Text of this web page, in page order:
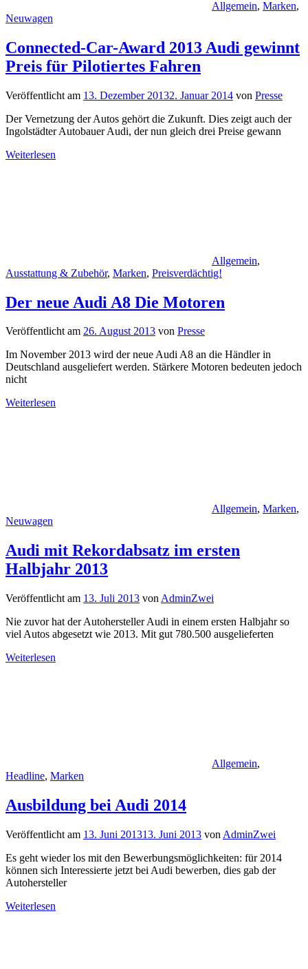
Allgemein, Marken,
Neuwagen
Connected-Car-Award 2013 Audi gewinnt
Preis für Pilotiertes Fahren
Veröffentlicht am 13. Dezember 20132. Januar 2014 von Presse
Der Vernetzung der Autos gehört die Zukunft. Dies zeigt auch der
Ingolstädter Autobauer Audi, der nun gleich drei Preise gewann
Weiterlesen
Allgemein,
Ausstattung & Zubehör, Marken, Preisverdächtig!
Der neue Audi A8 Die Motoren
Veröffentlicht am 26. August 2013 von Presse
Im November 2013 wird der neue Audi A8 an die Händler in
Deutschland ausgeliefert werden. Stärkere Motoren bedeuten jedoch
nicht
Weiterlesen
Allgemein, Marken,
Neuwagen
Audi mit Rekordabsatz im ersten
Halbjahr 2013
Veröffentlicht am 13. Juli 2013 von AdminZwei
Nie zuvor hat der Autohersteller Audi in einem ersten Halbjahr so
viel Autos abgesetzt wie 2013. Mit gut 780.500 ausgelieferten
Weiterlesen
Allgemein,
Headline, Marken
Ausbildung bei Audi 2014
Veröffentlicht am 13. Juni 201313. Juni 2013 von AdminZwei
Es geht wieder los mit den Bewerbungsmöglichkeiten: für 2014
können sich Interessierte jetzt bei Audi bewerben, dies gab der
Autohersteller
Weiterlesen